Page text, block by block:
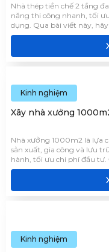
Nhà thép tiền chế 2 tầng
năng thi công nhanh, tối
dụng. Qua bài viết này,
thép tiền chế cũng như
chuẩn bị ngân sách phù
Kinh nghiệm
Xây nhà xưởng
Nhà xưởng 1000m2 là lựa
sản xuất, gia công và lưu
hành, tối ưu chi phí đầu tư.
tìm hiểu xây nhà xưởng
hưởng đến mức đầu tư
Kinh nghiệm